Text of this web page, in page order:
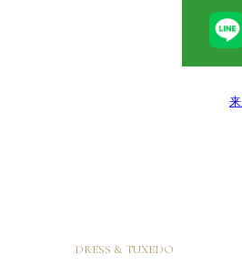
DRESS & TUXEDO